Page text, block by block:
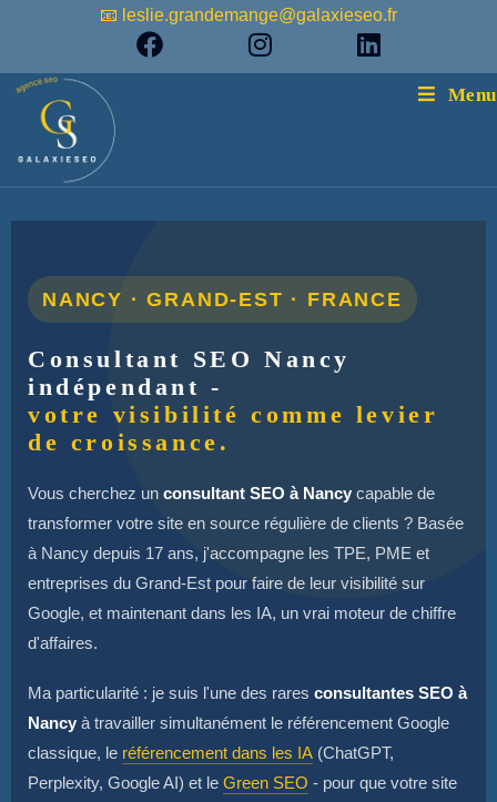
📧 leslie.grandemange@galaxieseo.fr
Menu
NANCY · GRAND-EST · FRANCE
Consultant SEO Nancy
indépendant -
votre visibilité comme levier
de croissance.
Vous cherchez un consultant SEO à Nancy capable de
transformer votre site en source régulière de clients ? Basée
à Nancy depuis 17 ans, j'accompagne les TPE, PME et
entreprises du Grand-Est pour faire de leur visibilité sur
Google, et maintenant dans les IA, un vrai moteur de chiffre
d'affaires.
Ma particularité : je suis l'une des rares consultantes SEO à
Nancy à travailler simultanément le référencement Google
classique, le référencement dans les IA (ChatGPT,
Perplexity, Google AI) et le Green SEO - pour que votre site